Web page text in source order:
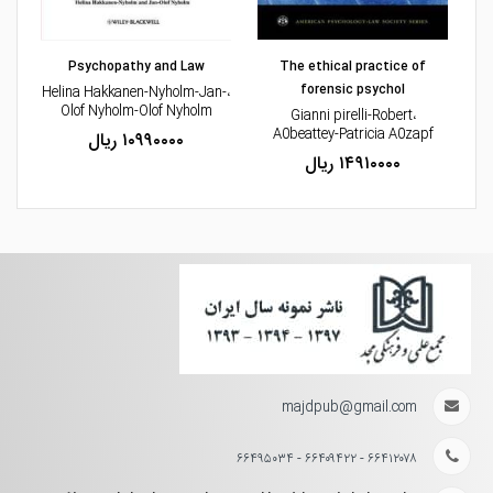
مشاهده و خرید مشاهده و خرید
The ethical practice of
forensic psychol
،Gianni pirelli-Robert
A0beattey-Patricia A0zapf
۱۴۹۱۰۰۰۰ ریال
Psychopathy and Law
،Helina Hakkanen-Nyholm-Jan-
Olof Nyholm-Olof Nyholm
۱۰۹۹۰۰۰۰ ریال
majdpub@gmail.com
۶۶۴۱۲۰۷۸ - ۶۶۴۰۹۴۲۲ - ۶۶۴۹۵۰۳۴